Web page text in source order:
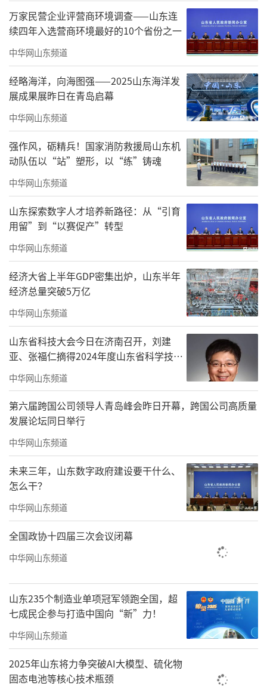
万家民营企业评营商环境调查——山东连
续四年入选营商环境最好的10个省份之一
中华网山东频道
经略海洋，向海图强——2025山东海洋发
展成果展昨日在青岛启幕
中华网山东频道
强作风，砺精兵！国家消防救援局山东机
动队伍以“站”塑形，以“练”铸魂
中华网山东频道
山东探索数字人才培养新路径：从“引育
用留”到“以赛促产”转型
中华网山东频道
经济大省上半年GDP密集出炉，山东半年
经济总量突破5万亿
中华网山东频道
山东省科技大会今日在济南召开，刘建
亚、张福仁摘得2024年度山东省科学技术
奖最高奖！
中华网山东频道
第六届跨国公司领导人青岛峰会昨日开幕，跨国公司高质量
发展论坛同日举行
中华网山东频道
未来三年，山东数字政府建设要干什么、
怎么干？
中华网山东频道
全国政协十四届三次会议闭幕
中华网山东频道
山东235个制造业单项冠军领跑全国，超
七成民企参与打造中国向“新”力！
中华网山东频道
2025年山东将力争突破AI大模型、硫化物
固态电池等核心技术瓶颈